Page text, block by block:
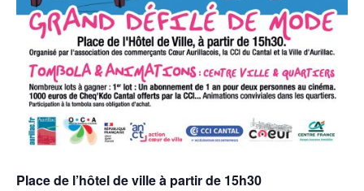
Place de l’hôtel de ville à partir de 15h30